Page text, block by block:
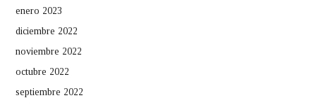
enero 2023
diciembre 2022
noviembre 2022
octubre 2022
septiembre 2022